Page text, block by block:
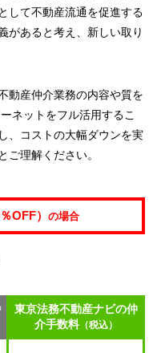
して不動産流通を促進する
があると考え、新しい取り
動産仲介業務の内容や質を
ネットをフル活用するこ
、コストの大幅ダウンを実
ご理解ください。
OFF） の場合
東京法務不動産ナビの仲
介手数料（税込）